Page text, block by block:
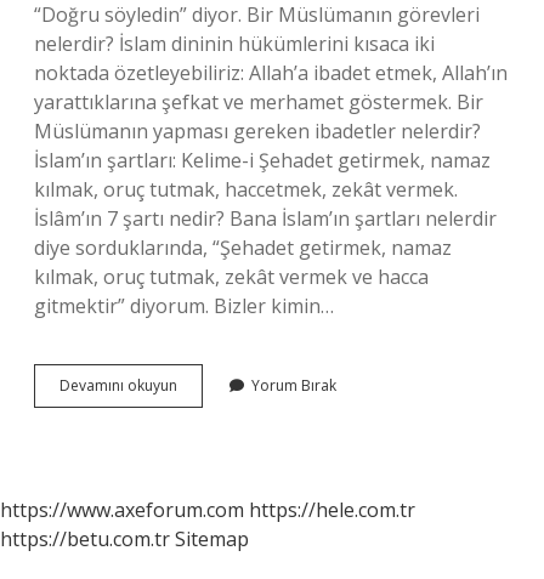
“Doğru söyledin” diyor. Bir Müslümanın görevleri
nelerdir? İslam dininin hükümlerini kısaca iki
noktada özetleyebiliriz: Allah’a ibadet etmek, Allah’ın
yarattıklarına şefkat ve merhamet göstermek. Bir
Müslümanın yapması gereken ibadetler nelerdir?
İslam’ın şartları: Kelime-i Şehadet getirmek, namaz
kılmak, oruç tutmak, haccetmek, zekât vermek.
İslâm’ın 7 şartı nedir? Bana İslam’ın şartları nelerdir
diye sorduklarında, “Şehadet getirmek, namaz
kılmak, oruç tutmak, zekât vermek ve hacca
gitmektir” diyorum. Bizler kimin…
Devamını okuyun Müslümanların
Yapması
Yorum Bırak
https://www.axeforum.com https://hele.com.tr
https://betu.com.trSitemap